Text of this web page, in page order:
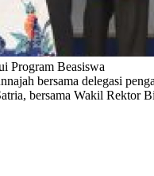
Program Beasiswa
bersama delegasi
bersama Wakil